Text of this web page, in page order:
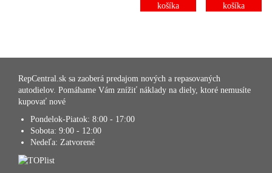
košíka
košíka
RepCentral.sk sa zaoberá predajom nových a repasovaných
autodielov. Pomáhame Vám znížiť náklady na diely, ktoré nemusíte
kupovať nové
Pondelok-Piatok: 8:00 - 17:00
Sobota: 9:00 - 12:00
Nedeľa: Zatvorené